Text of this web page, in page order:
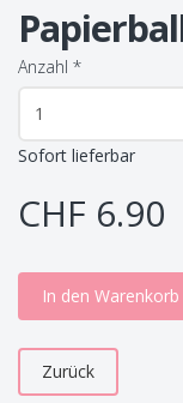
Anzahl *
Sofort lieferbar
CHF 6.90
In den Warenkorb
Zurück